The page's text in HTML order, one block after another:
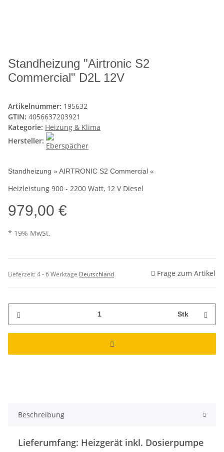
Standheizung "Airtronic S2
Commercial" D2L 12V
Artikelnummer: 195632
GTIN: 4056637203921
Kategorie: Heizung & Klima
Hersteller:
Standheizung » AIRTRONIC S2 Commercial «
Heizleistung 900 - 2200 Watt, 12 V Diesel
979,00 €
* 19% MwSt.
Lieferzeit:4 - 6 Werktage Deutschland Frage zum Artikel
Stk
Beschreibung
Lieferumfang: Heizgerät inkl. Dosierpumpe